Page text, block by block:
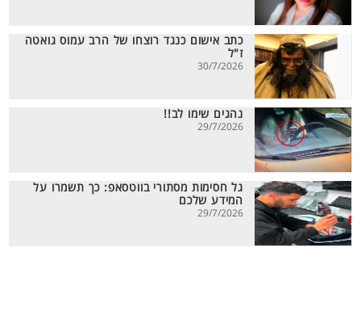
כתב אישום כנגד רוצחו של הרב עמוס גואטה
ז"ל
30/7/2026
נהגים שימו לב!!
29/7/2026
גל חסימות מסתורי בווטסאפ: כך תשמרו על
המידע שלכם
29/7/2026